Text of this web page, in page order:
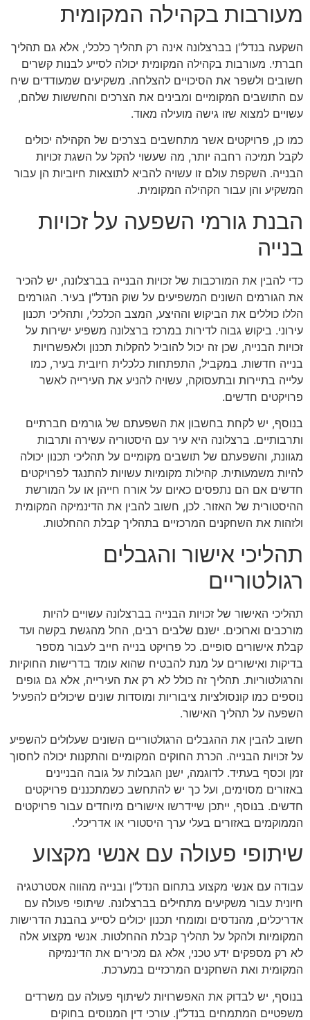
מעורבות בקהילה המקומית
השקעה בנדל"ן בברצלונה אינה רק תהליך כלכלי, אלא גם תהליך
חברתי. מעורבות בקהילה המקומית יכולה לסייע לבנות קשרים
חשובים ולשפר את הסיכויים להצלחה. משקיעים שמעודדים שיח
עם התושבים המקומיים ומבינים את הצרכים והחששות שלהם,
עשויים למצוא שזו גישה מועילה מאוד.
כמו כן, פרויקטים אשר מתחשבים בצרכים של הקהילה יכולים
לקבל תמיכה רחבה יותר, מה שעשוי להקל על השגת זכויות
הבנייה. השקפת עולם זו עשויה להביא לתוצאות חיוביות הן עבור
המשקיע והן עבור הקהילה המקומית.
הבנת גורמי השפעה על זכויות
בנייה
כדי להבין את המורכבות של זכויות הבנייה בברצלונה, יש להכיר
את הגורמים השונים המשפיעים על שוק הנדל"ן בעיר. הגורמים
הללו כוללים את הביקוש וההיצע, המצב הכלכלי, ותהליכי תכנון
עירוני. ביקוש גבוה לדירות במרכז ברצלונה משפיע ישירות על
זכויות הבנייה, שכן זה יכול להוביל להקלות תכנון ולאפשרויות
בנייה חדשות. במקביל, התפתחות כלכלית חיובית בעיר, כמו
עלייה בתיירות ובתעסוקה, עשויה להניע את העירייה לאשר
פרויקטים חדשים.
בנוסף, יש לקחת בחשבון את השפעתם של גורמים חברתיים
ותרבותיים. ברצלונה היא עיר עם היסטוריה עשירה ותרבות
מגוונת, והשפעתם של תושבים מקומיים על תהליכי תכנון יכולה
להיות משמעותית. קהילות מקומיות עשויות להתנגד לפרויקטים
חדשים אם הם נתפסים כאיום על אורח חייהן או על המורשת
ההיסטורית של האזור. לכן, חשוב להבין את הדינמיקה המקומית
ולזהות את השחקנים המרכזיים בתהליך קבלת ההחלטות.
תהליכי אישור והגבלים
רגולטוריים
תהליכי האישור של זכויות הבנייה בברצלונה עשויים להיות
מורכבים וארוכים. ישנם שלבים רבים, החל מהגשת בקשה ועד
קבלת אישורים סופיים. כל פרויקט בנייה חייב לעבור מספר
בדיקות ואישורים על מנת להבטיח שהוא עומד בדרישות החוקיות
והרגולטוריות. תהליך זה כולל לא רק את העירייה, אלא גם גופים
נוספים כמו קונסולציות ציבוריות ומוסדות שונים שיכולים להפעיל
השפעה על תהליך האישור.
חשוב להבין את ההגבלים הרגולטוריים השונים שעלולים להשפיע
על זכויות הבנייה. הכרת החוקים המקומיים והתקנות יכולה לחסוך
זמן וכסף בעתיד. לדוגמה, ישנן הגבלות על גובה הבניינים
באזורים מסוימים, ועל כך יש להתחשב כשמתכננים פרויקטים
חדשים. בנוסף, ייתכן שיידרשו אישורים מיוחדים עבור פרויקטים
הממוקמים באזורים בעלי ערך היסטורי או אדריכלי.
שיתופי פעולה עם אנשי מקצוע
עבודה עם אנשי מקצוע בתחום הנדל"ן ובנייה מהווה אסטרטגיה
חיונית עבור משקיעים מתחילים בברצלונה. שיתופי פעולה עם
אדריכלים, מהנדסים ומומחי תכנון יכולים לסייע בהבנת הדרישות
המקומיות ולהקל על תהליך קבלת ההחלטות. אנשי מקצוע אלה
לא רק מספקים ידע טכני, אלא גם מכירים את הדינמיקה
המקומית ואת השחקנים המרכזיים במערכת.
בנוסף, יש לבדוק את האפשרויות לשיתוף פעולה עם משרדים
משפטיים המתמחים בנדל"ן. עורכי דין המנוסים בחוקים